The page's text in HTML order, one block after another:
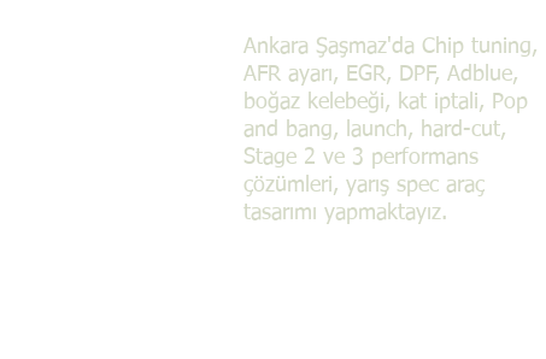
Ankara Şaşmaz'da Chip tuning,
AFR ayarı, EGR, DPF, Adblue,
boğaz kelebeği, kat iptali, Pop
and bang, launch, hard-cut,
Stage 2 ve 3 performans
çözümleri, yarış spec araç
tasarımı yapmaktayız.